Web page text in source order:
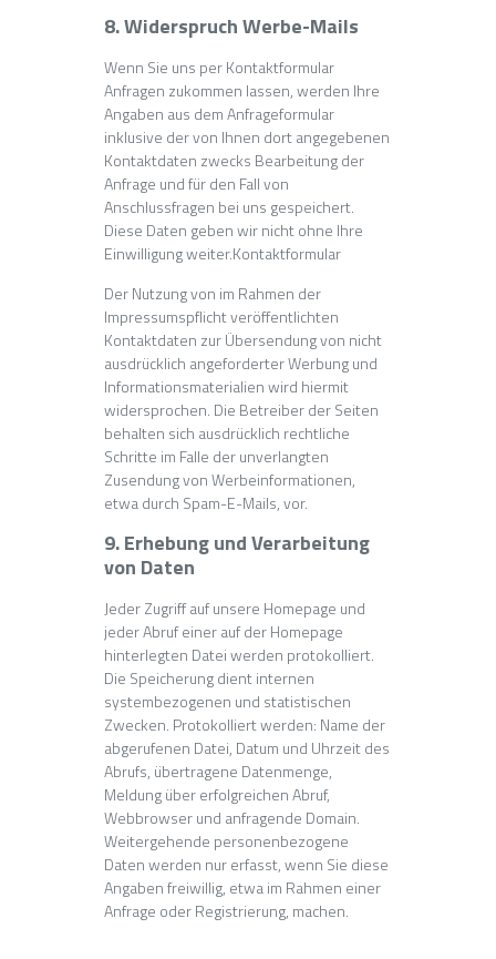
8. Widerspruch Werbe-Mails
Wenn Sie uns per Kontaktformular
Anfragen zukommen lassen, werden Ihre
Angaben aus dem Anfrageformular
inklusive der von Ihnen dort angegebenen
Kontaktdaten zwecks Bearbeitung der
Anfrage und für den Fall von
Anschlussfragen bei uns gespeichert.
Diese Daten geben wir nicht ohne Ihre
Einwilligung weiter.Kontaktformular
Der Nutzung von im Rahmen der
Impressumspflicht veröffentlichten
Kontaktdaten zur Übersendung von nicht
ausdrücklich angeforderter Werbung und
Informationsmaterialien wird hiermit
widersprochen. Die Betreiber der Seiten
behalten sich ausdrücklich rechtliche
Schritte im Falle der unverlangten
Zusendung von Werbeinformationen,
etwa durch Spam-E-Mails, vor.
9. Erhebung und Verarbeitung
von Daten
Jeder Zugriff auf unsere Homepage und
jeder Abruf einer auf der Homepage
hinterlegten Datei werden protokolliert.
Die Speicherung dient internen
systembezogenen und statistischen
Zwecken. Protokolliert werden: Name der
abgerufenen Datei, Datum und Uhrzeit des
Abrufs, übertragene Datenmenge,
Meldung über erfolgreichen Abruf,
Webbrowser und anfragende Domain.
Weitergehende personenbezogene
Daten werden nur erfasst, wenn Sie diese
Angaben freiwillig, etwa im Rahmen einer
Anfrage oder Registrierung, machen.